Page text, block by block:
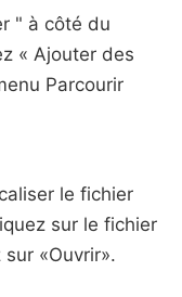
" à côté du
« Ajouter des
Parcourir
le fichier
sur le fichier
«Ouvrir».